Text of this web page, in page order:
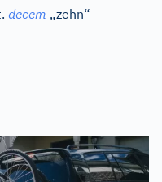
decem „zehn“